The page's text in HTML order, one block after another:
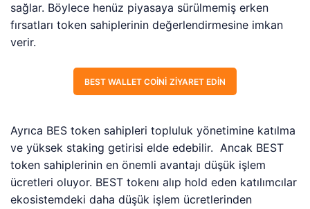
sağlar. Böylece henüz piyasaya sürülmemiş erken
fırsatları token sahiplerinin değerlendirmesine imkan
verir.
BEST WALLET COINI ZIYARET EDIN
Ayrıca BES token sahipleri topluluk yönetimine katılma
ve yüksek staking getirisi elde edebilir. Ancak BEST
token sahiplerinin en önemli avantajı düşük işlem
ücretleri oluyor. BEST tokenı alıp hold eden katılımcılar
ekosistemdeki daha düşük işlem ücretlerinden